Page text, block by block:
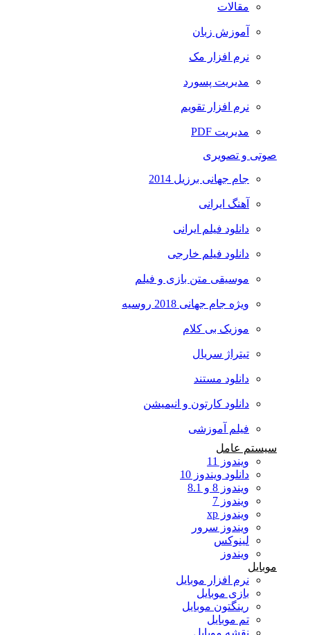
مقالات
آموزش زبان
نرم افزار مک
مدیریت پسورد
نرم افزار تقویم
مدیریت PDF
صوتی و تصویری
جام جهانی برزیل 2014
آهنگ ایرانی
دانلود فیلم ایرانی
دانلود فیلم خارجی
موسیقی متن بازی و فیلم
ویژه جام جهانی 2018 روسیه
موزیک بی کلام
تیتراژ سریال
دانلود مستند
دانلود کارتون و انیمیشن
فیلم آموزشی
سیستم عامل
ویندوز 11
دانلود ویندوز 10
ویندوز 8 و 8.1
ویندوز 7
ویندوز xp
ویندوز سرور
لینوکس
ویندوز
موبایل
نرم افزار موبایل
بازی موبایل
رینگتون موبایل
تم موبایل
نقشه موبایل